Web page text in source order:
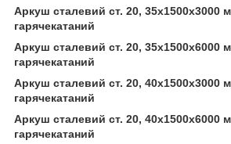
Аркуш сталевий ст. 20, 35х1500х3000
гарячекатаний
Аркуш сталевий ст. 20, 35х1500х6000
гарячекатаний
Аркуш сталевий ст. 20, 40х1500х3000
гарячекатаний
Аркуш сталевий ст. 20, 40х1500х6000
гарячекатаний